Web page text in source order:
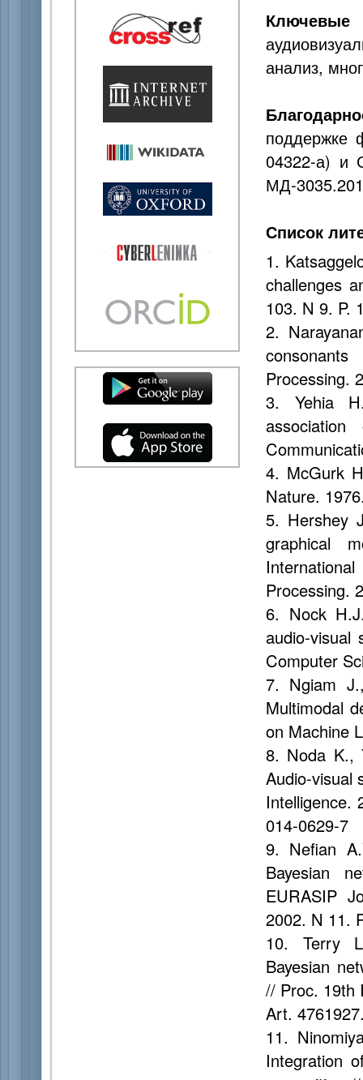
анализ,
поддержке
04322-а) и
МД-
Список
1.
challenges
103. N 9. P.
2.
Processing.
3. Yehia
4. McGurk
Nature.
5. Hershey
graphical
Processing.
6. Nock
audio-
Computer
7. Ngiam
Multimodal
on Machine
8. Noda K.,
Audio-visual
Intelligence.
014-0629-7
9. Nefian
Bayesian
EURASIP
2002. N 11.
10. Terry
Bayesian
// Proc. 19th
Art.
11.
Integration